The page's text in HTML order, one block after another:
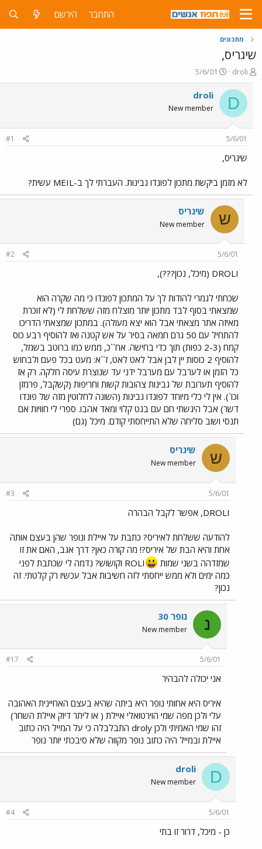
התחבר הירשם
מתכונים
שיגריס,
פ
ו
ת
ח
ה
ש
א
droli
פ
ו
5/6/01
D
droli
New member
5/6/01
#1
שיגריס,
לא מזמן ביקשת מתכון לפונדו גבינות. העברתי לך ב-MEIL עשית?
ש שיגריס
New member
5/6/01
#2
DROLI (מיכל, נכון???),
שכחתי לגמרי להודות לך על המתכון לפונדו כי מה שקרה הוא
שמצאתי בסוף לבד מתכון יותר מוצלח מזה ששלחת לי (לא זוכרת
מאיזה אתר מצאתי אבל הוא יצא מעולה). במתכון שמצאתי הדריכו
להתחיל עם 50 גרם חמאה בסיר על אש קטנה ואז להוסיף רבע כוס
קמח (2-3 כפות) תוך כדי בחישה. אח``כ, ממש כמו ברוטב בשמל,
להוסיף 2 כוסות יין לבן אבל לאט לאט, ז``א: מעט בכל פעם ולבחוש
כל הזמן או לערבל עם מערבל ידני עד שנוצרת עיסה חלקה. רק אז
להוסיף תערובת של גבינות צהובות קשות וחריפות (קשקבל, פרמזן
וכו`). אין לי כלי מיוחד לפונדו גבינות (השונה לחלוטין מזה של פונדו
דשר) אבל היגשתי חם עם בגט קלוי ומאד אהבו. ספרי לי חוויות אם
תנסי ושוב סליחה שלא התייחסתי קודם. מיכל (גם)
ש שיגריס
New member
5/6/01
#3
DROLI, אפשר לקבל הבהרה
להודעה ששלחת לאיריס? כתבת על איילת ונופר שהן בעצם אותה
אחת והיא הבת של איריס?! מה קורה כאן? דרך אגב, האם את זו
שמזדהה בשני שמות
ROLI וקושוש? נדמה לי שכתבת לפני
כמה ימים ולא ממש ייחסתי לזה חשיבות אבל עכשיו רק קלטתי. זה
נכון?
נ נופר 30
New member
5/6/01
#17
אני יכולה להבהיר
איריס היא אחותי נופר היא ביתה שהיא בעצם האחיינית האהובה
עלי ולכן מפה שמי הוירטואלי איילת ( או ליתר דיוק איילת השחר)
זהו שמי האמיתי ולכן droly התבלבלה כי על המייל היה כתוב
איילת ובמייל היה כתוב נופר מקווה שלא סיבכתי יותר נופר
D
droli
New member
5/6/01
#4
כן - מיכל, דרור זו בתי